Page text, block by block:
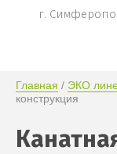
г.
Главная / ЭКО
конструкция